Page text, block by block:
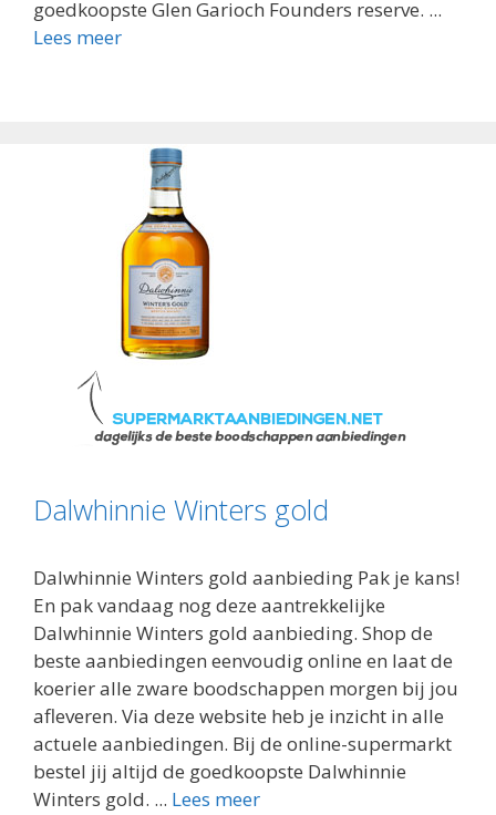
goedkoopste Glen Garioch Founders reserve. ...
Lees meer
Dalwhinnie Winters gold
Dalwhinnie Winters gold aanbieding Pak je kans!
En pak vandaag nog deze aantrekkelijke
Dalwhinnie Winters gold aanbieding. Shop de
beste aanbiedingen eenvoudig online en laat de
koerier alle zware boodschappen morgen bij jou
afleveren. Via deze website heb je inzicht in alle
actuele aanbiedingen. Bij de online-supermarkt
bestel jij altijd de goedkoopste Dalwhinnie
Winters gold. ... Lees meer